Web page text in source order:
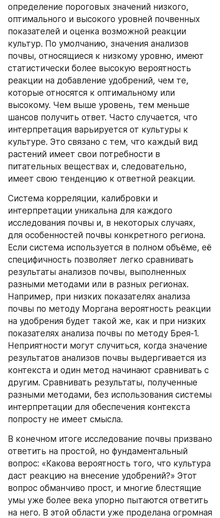
определение пороговых значений низкого,
оптимального и высокого уровней почвенных
показателей и оценка возможной реакции
культур. По умолчанию, значения анализов
почвы, относящиеся к низкому уровню, имеют
статистически более высокую вероятность
реакции на добавление удобрений, чем те,
которые относятся к оптимальному или
высокому. Чем выше уровень, тем меньше
шансов получить ответ. Часто случается, что
интерпретация варьируется от культуры к
культуре. Это связано с тем, что каждый вид
растений имеет свои потребности в
питательных веществах и, следовательно,
имеет свою тенденцию к ответной реакции.
Система корреляции, калибровки и
интерпретации уникальна для каждого
исследования почвы и, в некоторых случаях,
для особенностей почвы конкретного региона.
Если система используется в полном объёме, её
специфичность позволяет легко сравнивать
результаты анализов почвы, выполненных
разными методами или в разных регионах.
Например, при низких показателях анализа
почвы по методу Моргана вероятность реакции
на удобрения будет такой же, как и при низких
показателях анализа почвы по методу Брея-1.
Неприятности могут случиться, когда значение
результатов анализов почвы выдергивается из
контекста и один метод начинают сравнивать с
другим. Сравнивать результаты, полученные
разными методами, без использования системы
интерпретации для обеспечения контекста
попросту не имеет смысла.
В конечном итоге исследование почвы призвано
ответить на простой, но фундаментальный
вопрос: «Какова вероятность того, что культура
даст реакцию на внесение удобрений?» Этот
вопрос обманчиво прост, и многие блестящие
умы уже более века упорно пытаются ответить
на него. В этой области уже проделана огромная